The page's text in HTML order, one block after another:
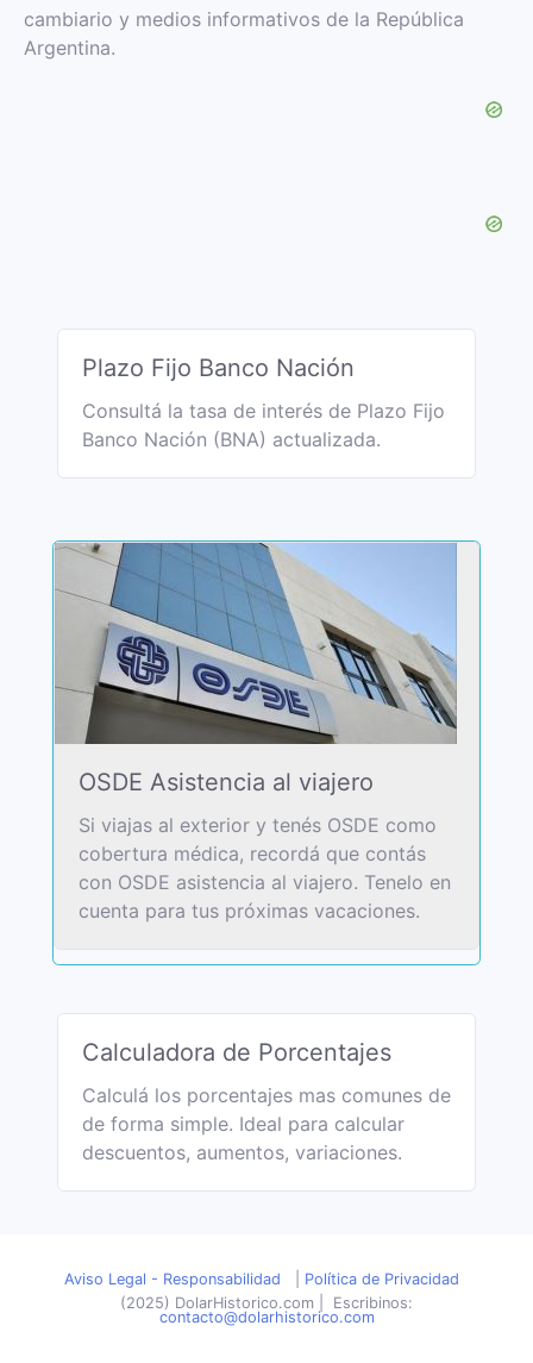
cambiario y medios informativos de la República
Argentina.
Plazo Fijo Banco Nación
Consultá la tasa de interés de Plazo Fijo
Banco Nación (BNA) actualizada.
OSDE Asistencia al viajero
Si viajas al exterior y tenés OSDE como
cobertura médica, recordá que contás
con OSDE asistencia al viajero. Tenelo en
cuenta para tus próximas vacaciones.
Calculadora de Porcentajes
Calculá los porcentajes mas comunes de
de forma simple. Ideal para calcular
descuentos, aumentos, variaciones.
Aviso Legal - Responsabilidad
Política de Privacidad
(2025) DolarHistorico.com
Escribinos:
contacto@dolarhistorico.com